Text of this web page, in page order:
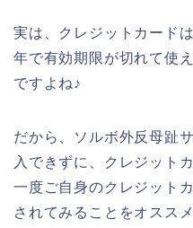
実は、クレジットカード
年で有効期限が切れて使
ですよね♪
だから、ソルボ外反母趾
入できずに、クレジット
一度ご自身のクレジット
されてみることをオススメ